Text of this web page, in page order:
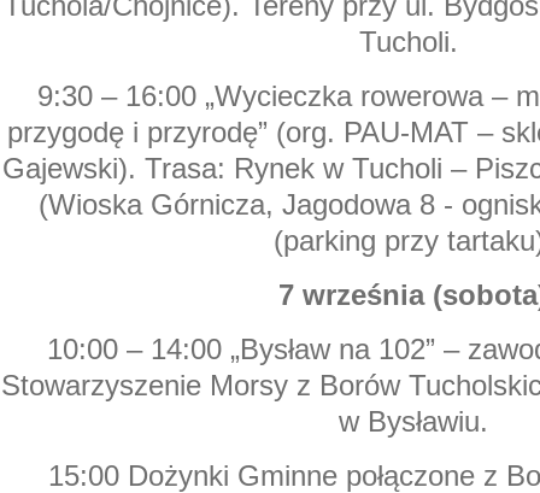
Tucholi.
9:30 – 16:00 „Wycieczka rowerowa –
przygodę i przyrodę” (org. PAU-MAT –
Gajewski). Trasa: Rynek w Tucholi –
(Wioska Górnicza, Jagodowa 8 -
(parking przy
7 września
10:00 – 14:00 „Bysław na 102” –
Stowarzyszenie Morsy z Borów
w Bysławiu.
15:00 Dożynki Gminne połączone z